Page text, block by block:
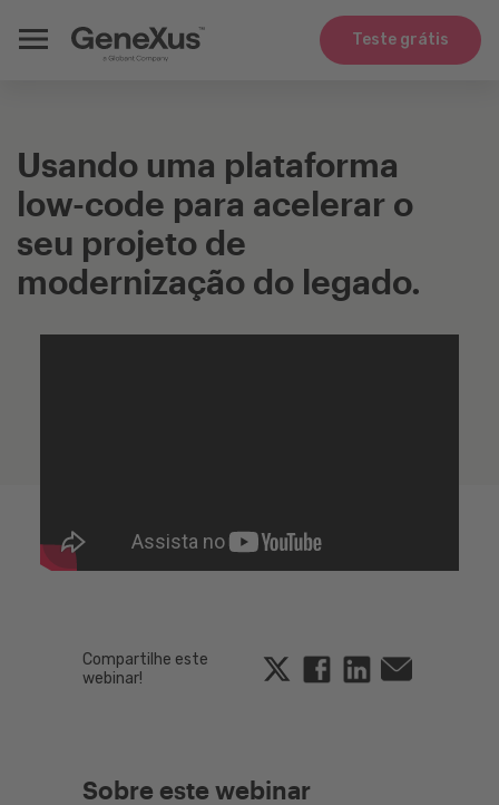
Teste grátis
Usando uma plataforma
low-code para acelerar o
seu projeto de
modernização do legado.
Compartilhe este
webinar!
Twitter Linkedin
Sobre este webinar